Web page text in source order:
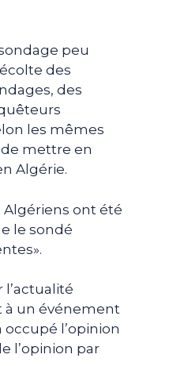
peu
des
des
les mêmes
mettre en
Algérie.
Algériens ont été
le sondé
l’actualité
à un événement
l’opinion
l’opinion par